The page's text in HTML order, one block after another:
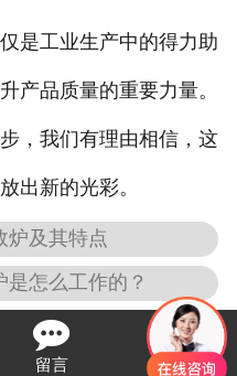
是工业生产中的得力助
产品质量的重要力量。
，我们有理由相信，这
出新的光彩。
炉及其特点
怎么工作的？
留言 顶部